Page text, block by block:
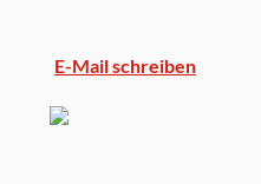
E-Mail schreiben